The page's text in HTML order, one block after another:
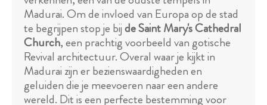
Madurai. Om de invloed van Europa op de stad
te begrijpen stop je bijde Saint Mary's Cathedral
Church, een prachtig voorbeeld van gotische
Revival architectuur. Overal waar je kijkt in
Madurai zijn er bezienswaardigheden en
geluiden die je meevoeren naar een andere
wereld. Dit is een perfecte bestemming voor